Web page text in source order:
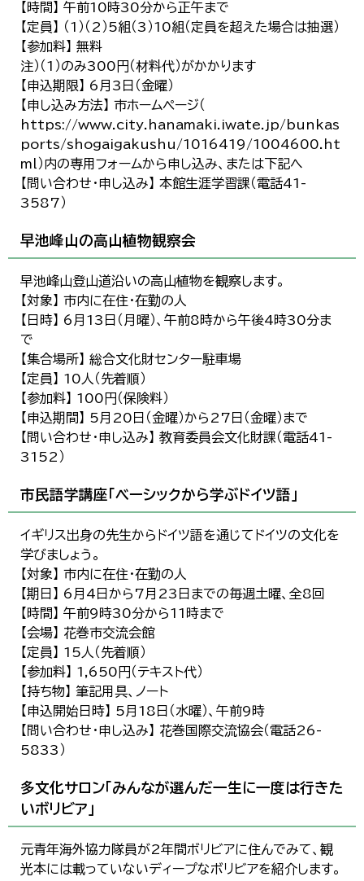
【時間】 午前10時30分から正午まで
【定員】 （1）（2）5組（3）10組（定員を超えた場合は抽選）
【参加料】 無料
注）（1）のみ300円（材料代）がかかります
【申込期限】 6月3日（金曜）
【申し込み方法】 市ホームページ（
https://www.city.hanamaki.iwate.jp/bunkas
ports/shogaigakushu/1016419/1004600.ht
ml）内の専用フォームから申し込み、または下記へ
【問い合わせ・申し込み】 本館生涯学習課（電話41-
3587）
早池峰山の高山植物観察会
早池峰山登山道沿いの高山植物を観察します。
【対象】 市内に在住・在勤の人
【日時】 6月13日（月曜）、午前8時から午後4時30分ま
で
【集合場所】 総合文化財センター駐車場
【定員】 10人（先着順）
【参加料】 100円（保険料）
【申込期間】 5月20日（金曜）から27日（金曜）まで
【問い合わせ・申し込み】 教育委員会文化財課（電話41-
3152）
市民語学講座「ベーシックから学ぶドイツ語」
イギリス出身の先生からドイツ語を通じてドイツの文化を
学びましょう。
【対象】 市内に在住・在勤の人
【期日】 6月4日から7月23日までの毎週土曜、全8回
【時間】 午前9時30分から11時まで
【会場】 花巻市交流会館
【定員】 15人（先着順）
【参加料】 1,650円（テキスト代）
【持ち物】 筆記用具、ノート
【申込開始日時】 5月18日（水曜）、午前9時
【問い合わせ・申し込み】 花巻国際交流協会（電話26-
5833）
多文化サロン「みんなが選んだ一生に一度は行きた
いボリビア」
元青年海外協力隊員が2年間ボリビアに住んでみて、観
光本には載っていないディープなボリビアを紹介します。